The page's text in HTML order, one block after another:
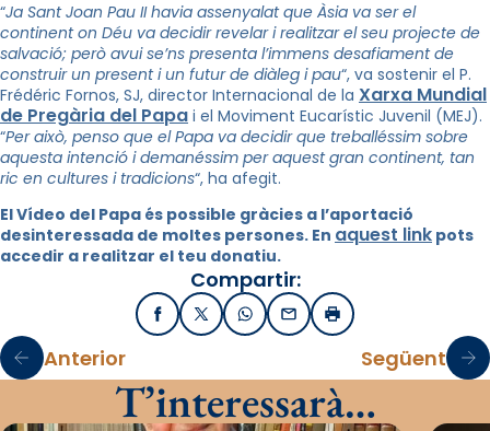
“Ja Sant Joan Pau II havia assenyalat que Àsia va ser el
continent on Déu va decidir revelar i realitzar el seu projecte de
salvació; però avui se’ns presenta l’immens desafiament de
construir un present i un futur de diàleg i pau“, va sostenir el P.
Frédéric Fornos, SJ, director Internacional de la Xarxa Mundial
de Pregària del Papa i el Moviment Eucarístic Juvenil (MEJ).
“Per això, penso que el Papa va decidir que treballéssim sobre
aquesta intenció i demanéssim per aquest gran continent, tan
ric en cultures i tradicions“, ha afegit.
El Vídeo del Papa és possible gràcies a l’aportació
desinteressada de moltes persones. En aquest link pots
accedir a realitzar el teu donatiu.
Compartir:
FacebookX / TwitterWhatsApp
EmailImprimir
Anterior Següent
T’interessarà…